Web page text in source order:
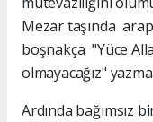
Mezar taşında
boşnakça "Yüce
olmayacağız"
Ardında bağımsız